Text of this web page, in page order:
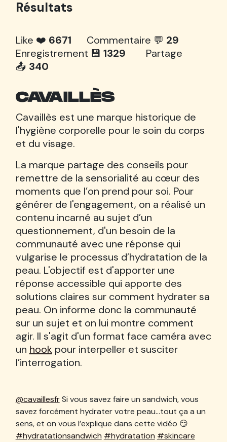
Résultats
Like ❤️ 6671 Commentaire 💬 29
Enregistrement 💾 1329
Partage
📤 340
CAVAILLÈS
Cavaillès est une marque historique de
l'hygiène corporelle pour le soin du corps
et du visage.
La marque partage des conseils pour
remettre de la sensorialité au cœur des
moments que l’on prend pour soi. Pour
générer de l'engagement, on a réalisé un
contenu incarné au sujet d’un
questionnement, d'un besoin de la
communauté avec une réponse qui
vulgarise le processus d’hydratation de la
peau. L'objectif est d'apporter une
réponse accessible qui apporte des
solutions claires sur comment hydrater sa
peau. On informe donc la communauté
sur un sujet et on lui montre comment
agir. Il s'agit d'un format face caméra avec
un hookpour interpeller et susciter
l’interrogation.
@cavaillesfrSi vous savez faire un sandwich, vous
savez forcément hydrater votre peau…tout ça a un
sens, et on vous l’explique dans cette vidéo 😏
#hydratationsandwich #hydratation #skincare